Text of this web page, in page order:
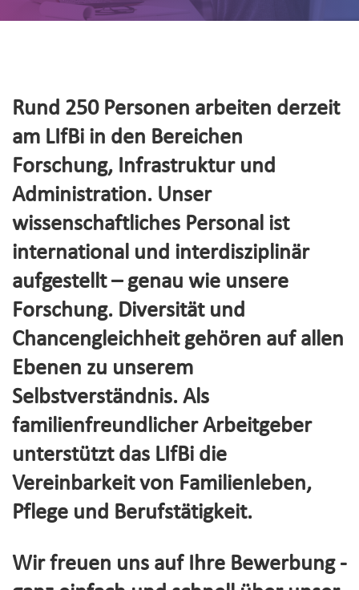
Rund 250 Personen arbeiten derzeit
am LIfBi in den Bereichen
Forschung, Infrastruktur und
Administration. Unser
wissenschaftliches Personal ist
international und interdisziplinär
aufgestellt – genau wie unsere
Forschung. Diversität und
Chancengleichheit gehören auf allen
Ebenen zu unserem
Selbstverständnis. Als
familienfreundlicher Arbeitgeber
unterstützt das LIfBi die
Vereinbarkeit von Familienleben,
Pflege und Berufstätigkeit.
Wir freuen uns auf Ihre Bewerbung -